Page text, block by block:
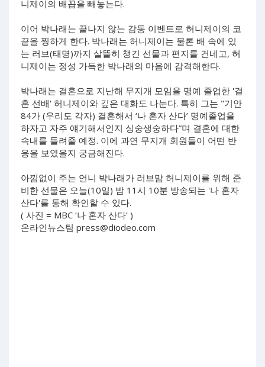
니제이의 배꼽을 빼놓는다.
이어 박나래는 끝나지 않는 감동 이벤트로 허니제이의 코
끝을 찡하게 한다. 박나래는 허니제이는 물론 배 속에 있
는 러브(태명)까지 살뜰히 챙긴 선물과 편지를 건네고, 허
니제이는 정성 가득한 박나래의 마음에 감격해한다.
박나래는 결혼으로 지난해 무지개 모임을 명예 졸업한 '결
혼 선배' 허니제이와 깊은 대화도 나눈다. 특히 그는 "기안
84가 (우리도 각자) 결혼해서 ‘나 혼자 산다’ 명예졸업을
하자고 자주 얘기해서인지 싱숭생숭하다”며 결혼에 대한
속내를 들려줄 예정. 이에 과연 무지개 회원들이 어떤 반
응을 보였을지 궁금해진다.
아낌없이 주는 언니 박나래가 러브맘 허니제이를 위해 준
비한 선물은 오늘(10일) 밤 11시 10분 방송되는 '나 혼자
산다'를 통해 확인할 수 있다.
( 사진 = MBC ‘나 혼자 산다’ )
온라인뉴스팀 press@diodeo.com